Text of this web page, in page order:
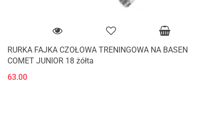
RURKA FAJKA CZOŁOWA TRENINGOWA NA BASEN
COMET JUNIOR 18 żółta
63.00